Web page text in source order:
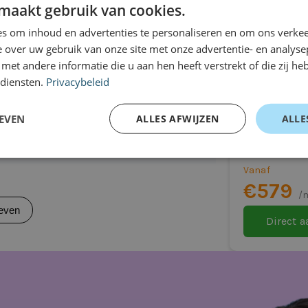
Moderne infotainment- en
bij aan veiligheid en
L2H1
Vanaf
€579 /
Direct
gebruik van cookies.
om inhoud en advertenties te personaliseren en om ons
uw gebruik van onze site met onze advertentie- en
andere informatie die u aan hen heeft verstrekt of die zij
Privacybeleid
ALLES AFWIJZEN